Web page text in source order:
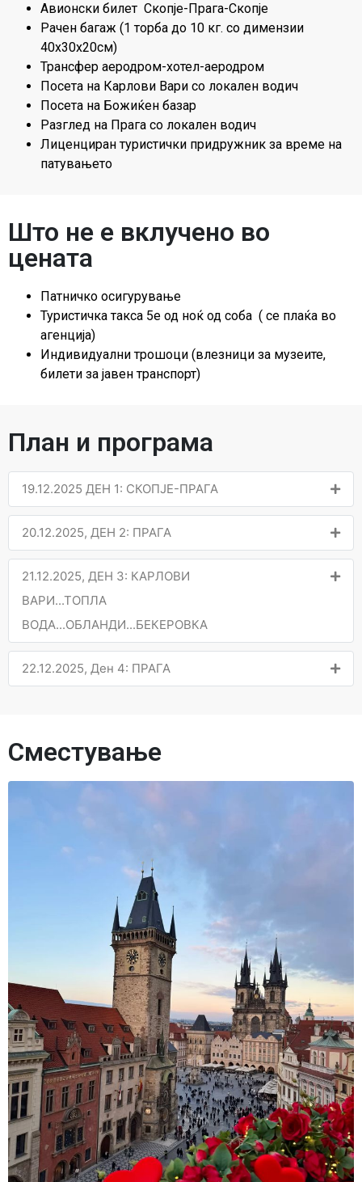
Авионски билет Скопје-Прага-Скопје
Рачен багаж (1 торба до 10 кг. со димензии
40х30х20см)
Трансфер аеродром-хотел-аеродром
Посета на Карлови Вари со локален водич
Посета на Божиќен базар
Разглед на Прага со локален водич
Лиценциран туристички придружник за време на
патувањето
Што не е вклучено во
цената
Патничко осигурување
Туристичка такса 5е од ноќ од соба ( се плаќа во
агенција)
Индивидуални трошоци (влезници за музеите,
билети за јавен транспорт)
План и програма
19.12.2025 ДЕН 1: СКОПЈЕ-ПРАГА
20.12.2025, ДЕН 2: ПРАГА
21.12.2025, ДЕН 3: КАРЛОВИ
ВАРИ...ТОПЛА
ВОДА...ОБЛАНДИ...БЕКЕРОВКА
22.12.2025, Ден 4: ПРАГА
Сместување